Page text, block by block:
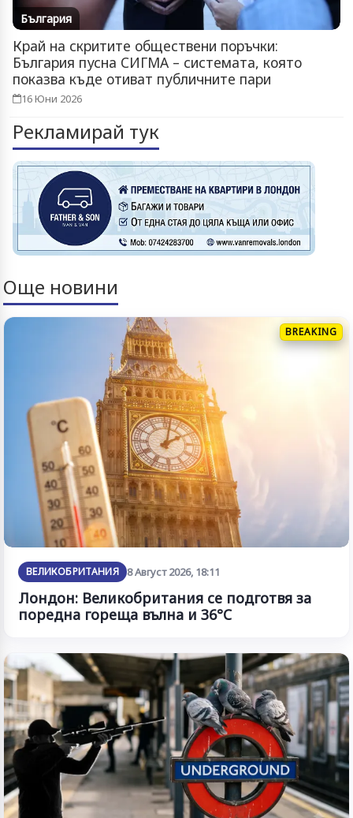
България
Край на скритите обществени поръчки:
България пусна СИГМА – системата, която
показва къде отиват публичните пари
16 Юни 2026
Рекламирай тук
Още новини
BREAKING
ВЕЛИКОБРИТАНИЯ 8 Август 2026, 18:11
Лондон: Великобритания се подготвя за
поредна гореща вълна и 36°C